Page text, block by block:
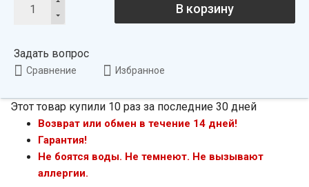
В корзину
Задать вопрос
Сравнение Избранное
Этот товар купили 10 раз за последние 30 дней
Возврат или обмен в течение 14 дней!
Гарантия!
Не боятся воды. Не темнеют. Не вызывают
аллергии.